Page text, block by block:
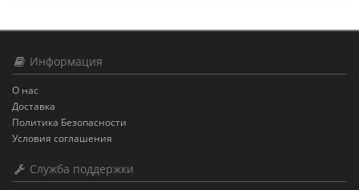
Информация
О нас
Доставка
Политика Безопасности
Условия соглашения
Служба поддержки